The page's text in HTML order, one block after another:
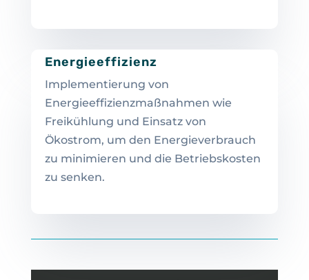
Energieeffizienz
Implementierung von
Energieeffizienzmaßnahmen wie
Freikühlung und Einsatz von
Ökostrom, um den Energieverbrauch
zu minimieren und die Betriebskosten
zu senken.